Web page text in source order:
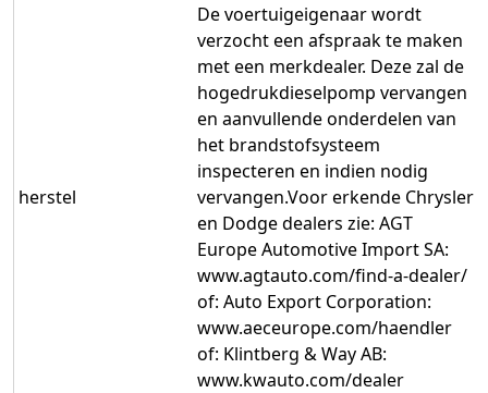
herstel
De voertuigeigenaar wordt
verzocht een afspraak te maken
met een merkdealer. Deze zal de
hogedrukdieselpomp vervangen
en aanvullende onderdelen van
het brandstofsysteem
inspecteren en indien nodig
vervangen.Voor erkende Chrysler
en Dodge dealers zie: AGT
Europe Automotive Import SA:
www.agtauto.com/find-a-dealer/
of: Auto Export Corporation:
www.aeceurope.com/haendler
of: Klintberg & Way AB:
www.kwauto.com/dealer